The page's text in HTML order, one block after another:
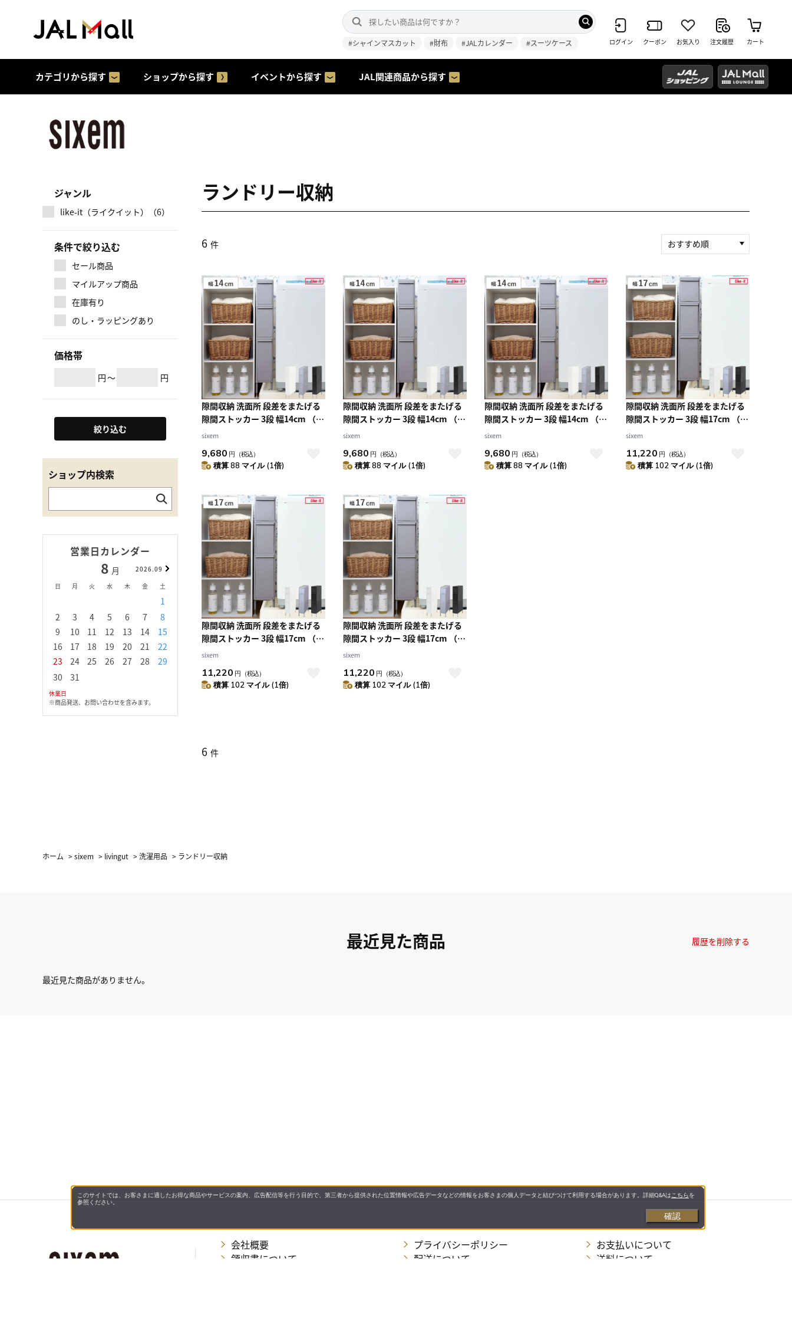
#シャインマスカット #財布 #JALカレンダー #スーツケース ログイン クーポン お気入り 注文履歴 カート
カテゴリから探す ショップから探す イベントから探す JAL関連商品から探す
マイルアップ商品
条件で絞り込む
セール商品
在庫有り
のし・ラッピングあり
価格帯
円～ 円
ジャンル
like-it（ライクイット）（6）
絞り込む
ショップ内検索
営業日カレンダー
8 月
2026.09
日
月 火 水 木 金 土
1
2
3 4 5 6 7
8
9
10 11 12 13 14
15
16
17 18 19 20 21
22
23
24 25 26 27 28
29
30
31
9月
2026.10
月 火 水 金 土
1 2 3 4
5
7 8 9 10 11
12
14 15 16 17 18
19
21 22 25
10月
2026.11
水 土
1 2
4
5 6 7 8
10
12 13 14 15 16
17
19 20 21 23
26 27
休業日
※商品発送、お問い合わせを含みます。
ランドリー収納
6 件
おすすめ順
積算マイル率（高い
順）
人気順
レビュー件数（多い
順）
レビュー評価（高い
順）
価格（安い順）
価格（高い順）
隙間収納 洗面所 段差をまたげる
隙間ストッカー 3段 幅14cm （
隙間 収納 洗濯機横 すきま収納 洗
14cm ランドリー スリム ストッ
カー 引き出し トイレ トイレ収納
sixem
9,680 円 （税込）
積算 88 マイル (1倍)
隙間収納 洗面所 段差をまたげる
隙間ストッカー 3段 幅14cm （
隙間 収納 洗濯機横 すきま収納 洗
14cm ランドリー スリム ストッ
カー 引き出し トイレ トイレ収納
sixem
9,680 円 （税込）
積算 88 マイル (1倍)
隙間収納 洗面所 段差をまたげる
隙間ストッカー 3段 幅14cm （
隙間 収納 洗濯機横 すきま収納 洗
14cm ランドリー スリム ストッ
カー 引き出し トイレ トイレ収納
sixem
9,680 円 （税込）
積算 88 マイル (1倍)
隙間収納 洗面所 段差をまたげる
隙間ストッカー 3段 幅17cm （
隙間 収納 洗濯機横 すきま収納 洗
17cm ランドリー スリム ストッ
カー 引き出し トイレ トイレ収納
sixem
11,220 円 （税込）
積算 102 マイル (1倍)
隙間収納 洗面所 段差をまたげる
隙間ストッカー 3段 幅17cm （
隙間 収納 洗濯機横 すきま収納 洗
17cm ランドリー スリム ストッ
カー 引き出し トイレ トイレ収納
sixem
11,220 円 （税込）
積算 102 マイル (1倍)
隙間収納 洗面所 段差をまたげる
隙間ストッカー 3段 幅17cm （
隙間 収納 洗濯機横 すきま収納 洗
17cm ランドリー スリム ストッ
カー 引き出し トイレ トイレ収納
sixem
11,220 円 （税込）
積算 102 マイル (1倍)
6 件
ホーム >sixem > livingut >洗濯用品 > ランドリー収納
最近見た商品
最近見た商品がありません。
履歴を削除する
会社概要 プライバシーポリシー
お支払いについて
領収書について
配送について
送料について
このサイトでは、お客さまに適したお得な商品やサービスの案内、広告配信等を行う目的で、第三者から提供された位置情報や広告データなどの情報をお客さまの個人データと結びつけて利用する場合があります。詳細Q&Aは こちらを
参照ください。
確認